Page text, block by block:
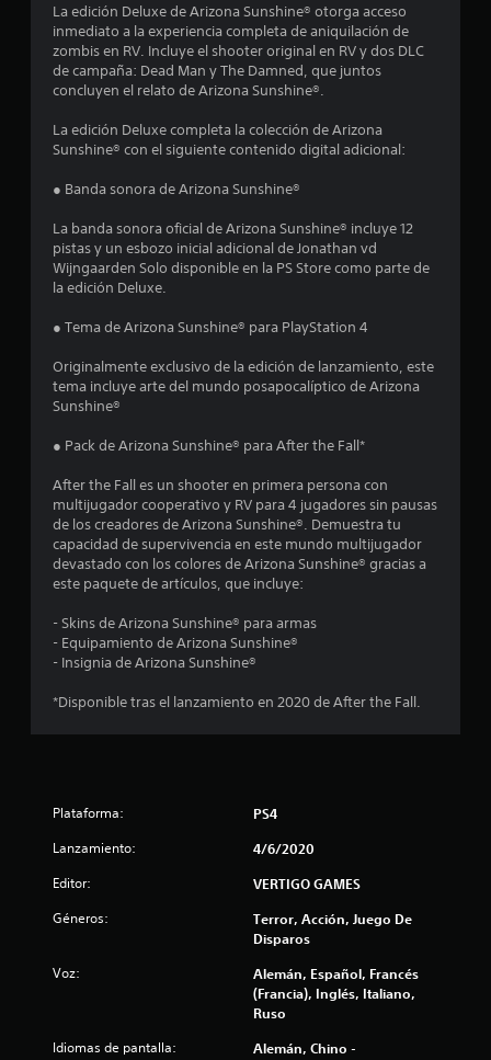
1
s
r
e
a
e
c
o
e
l
l
La edición Deluxe de Arizona Sunshine® otorga acceso
inmediato a la experiencia completa de aniquilación de
zombis en RV. Incluye el shooter original en RV y dos DLC
de campaña: Dead Man y The Damned, que juntos
concluyen el relato de Arizona Sunshine®.
La edición Deluxe completa la colección de Arizona
Sunshine® con el siguiente contenido digital adicional:
● Banda sonora de Arizona Sunshine®
La banda sonora oficial de Arizona Sunshine® incluye 12
pistas y un esbozo inicial adicional de Jonathan vd
Wijngaarden Solo disponible en la PS Store como parte de
la edición Deluxe.
● Tema de Arizona Sunshine® para PlayStation 4
Originalmente exclusivo de la edición de lanzamiento, este
tema incluye arte del mundo posapocalíptico de Arizona
Sunshine®
● Pack de Arizona Sunshine® para After the Fall*
After the Fall es un shooter en primera persona con
multijugador cooperativo y RV para 4 jugadores sin pausas
de los creadores de Arizona Sunshine®. Demuestra tu
capacidad de supervivencia en este mundo multijugador
devastado con los colores de Arizona Sunshine® gracias a
este paquete de artículos, que incluye:
- Skins de Arizona Sunshine® para armas
- Equipamiento de Arizona Sunshine®
- Insignia de Arizona Sunshine®
*Disponible tras el lanzamiento en 2020 de After the Fall.
Plataforma: PS4
Lanzamiento: 4/6/2020
Editor: VERTIGO GAMES
Géneros:
Terror, Acción, Juego De
Disparos
Voz:
Alemán, Español, Francés
(Francia), Inglés, Italiano,
Ruso
Idiomas de pantalla:
Alemán, Chino -